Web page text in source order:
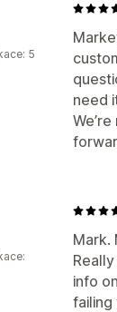
need
5
Mark.
info
failing